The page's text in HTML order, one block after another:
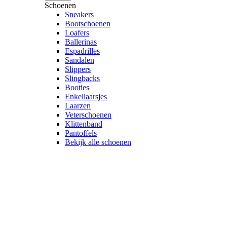
Schoenen
Sneakers
Bootschoenen
Loafers
Ballerinas
Espadrilles
Sandalen
Slippers
Slingbacks
Booties
Enkellaarsjes
Laarzen
Veterschoenen
Klittenband
Pantoffels
Bekijk alle schoenen